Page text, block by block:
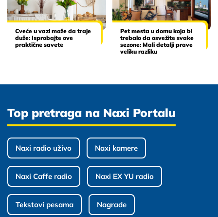
Cveće u vazi može da traje
duže: Isprobajte ove
praktične savete
Pet mesta u domu koja bi
trebalo da osvežite svake
sezone: Mali detalji prave
veliku razliku
Top pretraga na Naxi Portalu
Naxi radio uživo Naxi kamere
Naxi Caffe radio Naxi EX YU radio
Tekstovi pesama Nagrade